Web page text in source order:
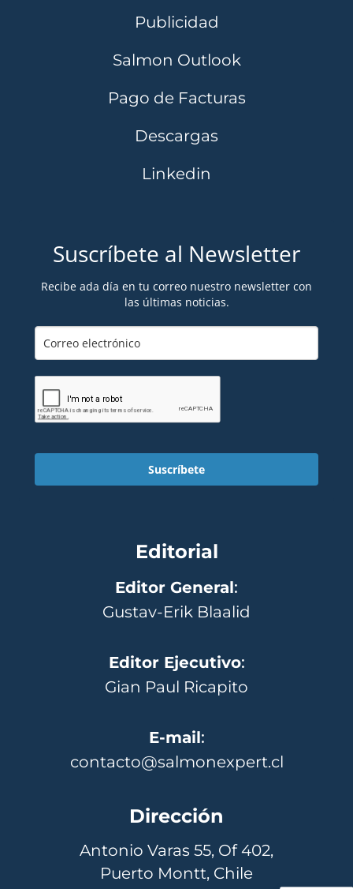
Publicidad
Salmon Outlook
Pago de Facturas
Descargas
Linkedin
Suscríbete al Newsletter
Recibe ada día en tu correo nuestro newsletter con
las últimas noticias.
Suscríbete
Editorial
Editor General:
Gustav-Erik Blaalid
Editor Ejecutivo:
Gian Paul Ricapito
E-mail:
contacto@salmonexpert.cl
Dirección
Antonio Varas 55, Of 402,
Puerto Montt, Chile